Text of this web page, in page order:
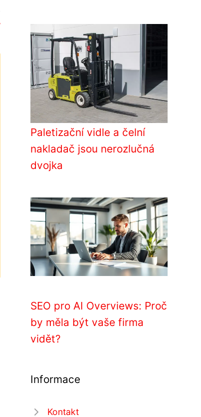
Paletizační vidle a čelní
nakladač jsou nerozlučná
dvojka
SEO pro AI Overviews: Proč
by měla být vaše firma
vidět?
Informace
Kontakt